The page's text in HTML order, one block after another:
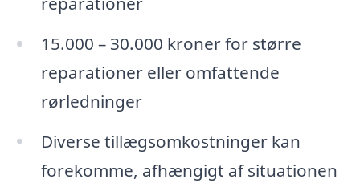
15.000 – 30.000 kroner for større
reparationer eller omfattende
rørledninger
Diverse tillægsomkostninger kan
forekomme, afhængigt af situationen